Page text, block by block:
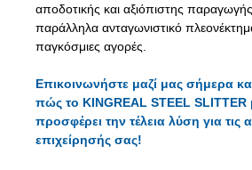
αποδοτικής και αξιόπιστης
παράλληλα ανταγωνιστικό
παγκόσμιες αγορές.
Επικοινωνήστε μαζί μας σήμερα
πώς το KINGREAL STEEL SLITTER
προσφέρει την τέλεια λύση για τις
επιχείρησής σας!